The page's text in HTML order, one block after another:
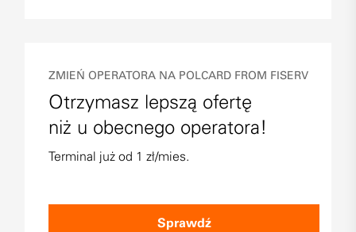
ZMIEŃ OPERATORA NA POLCARD FROM FISERV
Otrzymasz lepszą ofertę
niż u obecnego operatora!
Terminal już od 1 zł/mies.
Sprawdź